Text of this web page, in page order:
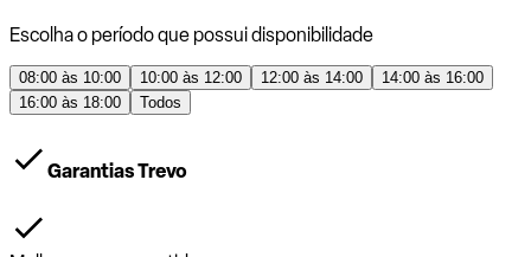
Escolha o período que possui disponibilidade
08:00 às 10:00 10:00 às 12:00 12:00 às 14:00
14:00 às 16:00
16:00 às 18:00
Todos
Garantias Trevo